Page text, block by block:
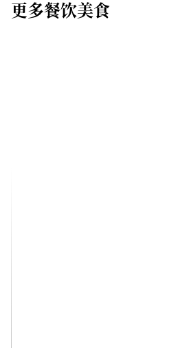
更多餐饮美食